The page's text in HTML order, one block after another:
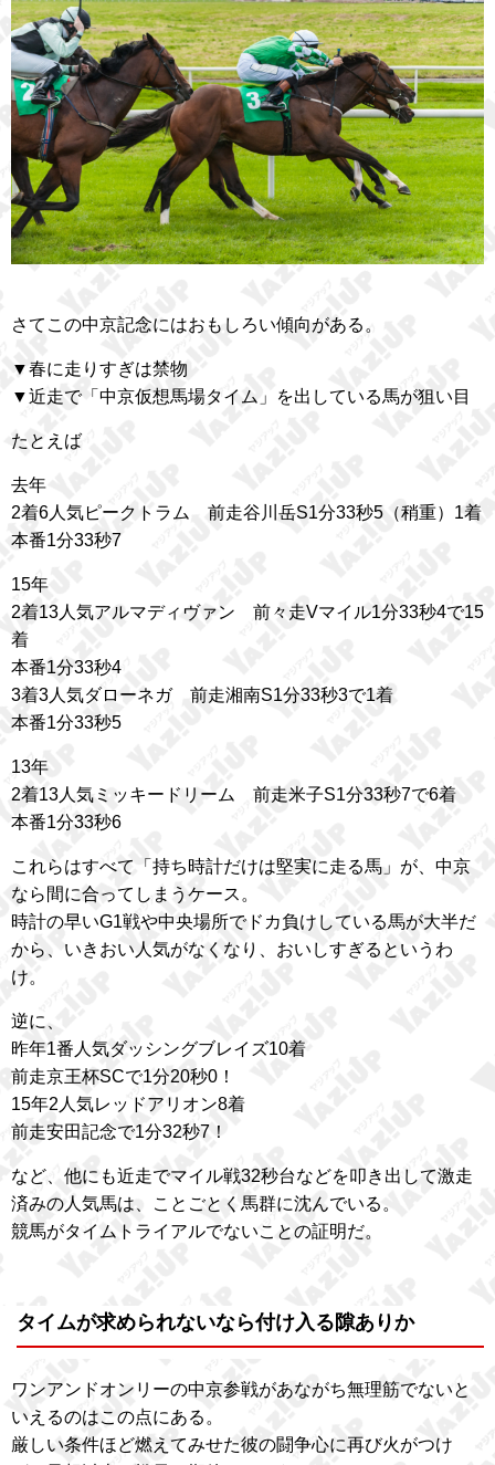
さてこの中京記念にはおもしろい傾向がある。
▼春に走りすぎは禁物
▼近走で「中京仮想馬場タイム」を出している馬が狙い目
たとえば
去年
2着6人気ピークトラム 前走谷川岳S1分33秒5（稍重）1着
本番1分33秒7
15年
2着13人気アルマディヴァン 前々走Vマイル1分33秒4で15
着
本番1分33秒4
3着3人気ダローネガ 前走湘南S1分33秒3で1着
本番1分33秒5
13年
2着13人気ミッキードリーム 前走米子S1分33秒7で6着
本番1分33秒6
これらはすべて「持ち時計だけは堅実に走る馬」が、中京
なら間に合ってしまうケース。
時計の早いG1戦や中央場所でドカ負けしている馬が大半だ
から、いきおい人気がなくなり、おいしすぎるというわ
け。
逆に、
昨年1番人気ダッシングブレイズ10着
前走京王杯SCで1分20秒0！
15年2人気レッドアリオン8着
前走安田記念で1分32秒7！
など、他にも近走でマイル戦32秒台などを叩き出して激走
済みの人気馬は、ことごとく馬群に沈んでいる。
競馬がタイムトライアルでないことの証明だ。
タイムが求められないなら付け入る隙ありか
ワンアンドオンリーの中京参戦があながち無理筋でないと
いえるのはこの点にある。
厳しい条件ほど燃えてみせた彼の闘争心に再び火がつけ